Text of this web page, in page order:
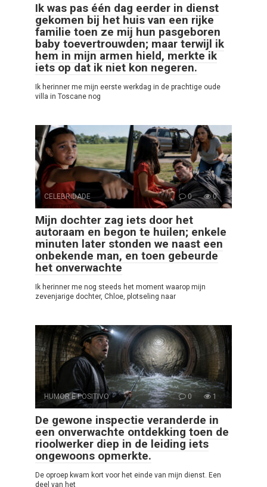
Ik was pas één dag eerder in dienst
gekomen bij het huis van een rijke
familie toen ze mij hun pasgeboren
baby toevertrouwden; maar terwijl ik
hem in mijn armen hield, merkte ik
iets op dat ik niet kon negeren.
Ik herinner me mijn eerste werkdag in de prachtige oude
villa in Toscane nog
CELEBRIDADE 0 0
Mijn dochter zag iets door het
autoraam en begon te huilen; enkele
minuten later stonden we naast een
onbekende man, en toen gebeurde
het onverwachte
Ik herinner me nog steeds het moment waarop mijn
zevenjarige dochter, Chloe, plotseling naar
HUMOR E POSITIVO 0 1
De gewone inspectie veranderde in
een onverwachte ontdekking toen de
rioolwerker diep in de leiding iets
ongewoons opmerkte.
De oproep kwam kort voor het einde van mijn dienst. Een
deel van het